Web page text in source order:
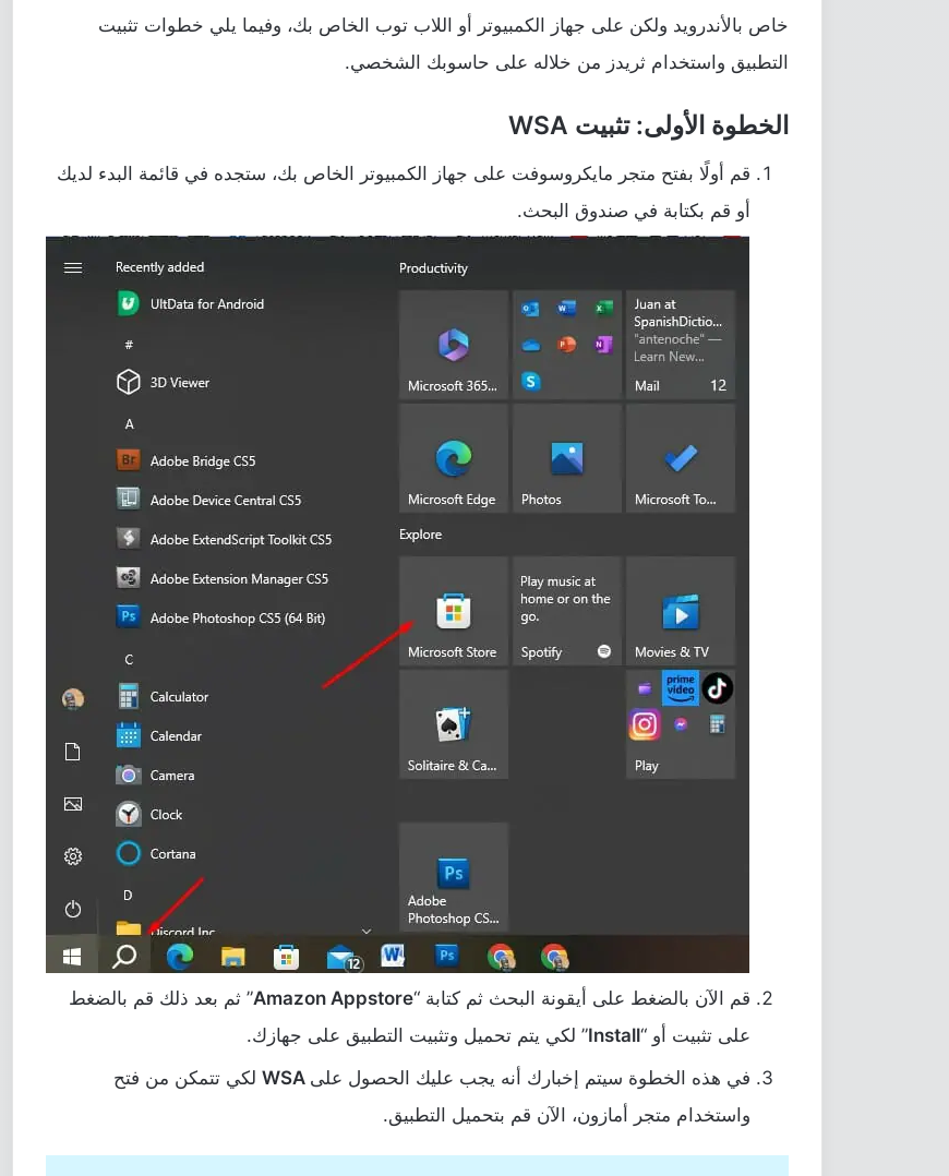
خاص بالأندرويد ولكن على جهاز الكمبيوتر أو اللاب توب الخاص بك، وفيما يلي خطوات تثبيت
التطبيق واستخدام ثريدز من خلاله على حاسوبك الشخصي.
الخطوة الأولى: تثبيت WSA
قم أولًا بفتح متجر مايكروسوفت على جهاز الكمبيوتر الخاص بك، ستجده في قائمة البدء لديك
أو قم بكتابة في صندوق البحث.
قم الآن بالضغط على أيقونة البحث ثم كتابة “Amazon Appstore” ثم بعد ذلك قم بالضغط
على تثبيت أو “Install” لكي يتم تحميل وتثبيت التطبيق على جهازك.
في هذه الخطوة سيتم إخبارك أنه يجب عليك الحصول على
لكي تتمكن من فتح
واستخدام متجر أمازون، الآن قم بتحميل التطبيق.